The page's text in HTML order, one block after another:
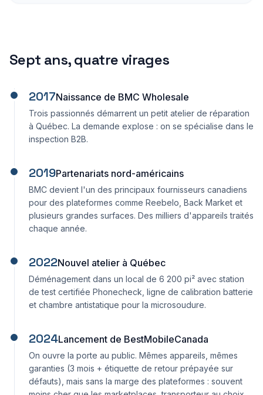
Sept ans, quatre virages
2017Naissance de BMC Wholesale
Trois passionnés démarrent un petit atelier de réparation
à Québec. La demande explose : on se spécialise dans le
inspection B2B.
2019Partenariats nord-américains
BMC devient l'un des principaux fournisseurs canadiens
pour des plateformes comme Reebelo, Back Market et
plusieurs grandes surfaces. Des milliers d'appareils traités
chaque année.
2022Nouvel atelier à Québec
Déménagement dans un local de 6 200 pi² avec station
de test certifiée Phonecheck, ligne de calibration batterie
et chambre antistatique pour la microsoudure.
2024Lancement de BestMobileCanada
On ouvre la porte au public. Mêmes appareils, mêmes
garanties (3 mois + étiquette de retour prépayée sur
défauts), mais sans la marge des plateformes : souvent